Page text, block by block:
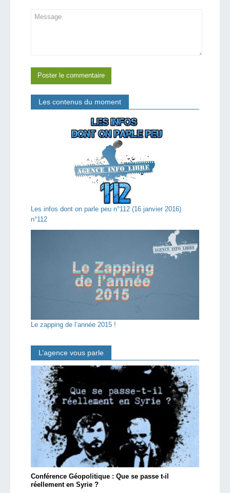
Les contenus du moment
Les infos dont on parle peu n°112 (16 janvier 2016)
n°112
Le zapping de l’année 2015 !
L’agence vous parle
Conférence Géopolitique : Que se passe t-il
réellement en Syrie ?